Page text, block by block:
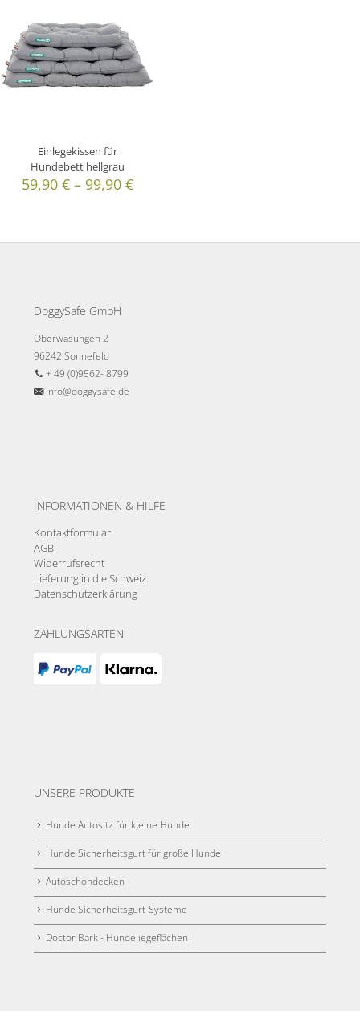
Einlegekissen für
Hundebett hellgrau
59,90€ – 99,90€
DoggySafe GmbH
Oberwasungen 2
96242 Sonnefeld
+ 49 (0)9562- 8799
info@doggysafe.de
INFORMATIONEN & HILFE
Kontaktformular
AGB
Widerrufsrecht
Lieferung in die Schweiz
Datenschutzerklärung
ZAHLUNGSARTEN
UNSERE PRODUKTE
Hunde Autositz für kleine Hunde
Hunde Sicherheitsgurt für große Hunde
Autoschondecken
Hunde Sicherheitsgurt-Systeme
Doctor Bark - Hundeliegeflächen